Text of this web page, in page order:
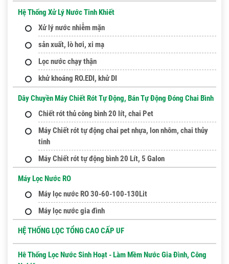
Hệ Thống Xử Lý Nước Tinh Khiết
Xử lý nước nhiễm mặn
sản xuất, lò hơi, xi mạ
Lọc nước chạy thận
khử khoáng RO.EDI, khử DI
Dây Chuyền Máy Chiết Rót Tự Động, Bán Tự Động Đóng Chai Bình
Chiết rót thủ công bình 20 lít, chai Pet
Máy Chiết rót tự động chai pet nhựa, lon nhôm, chai thủy
tinh
Máy Chiết rót tự động bình 20 Lít, 5 Galon
Máy Lọc Nước RO
Máy lọc nước RO 30-60-100-130Lit
Máy lọc nước gia đình
HỆ THỐNG LỌC TỔNG CAO CẤP UF
Hê Thống Lọc Nước Sinh Hoạt - Làm Mềm Nước Gia Đình, Công